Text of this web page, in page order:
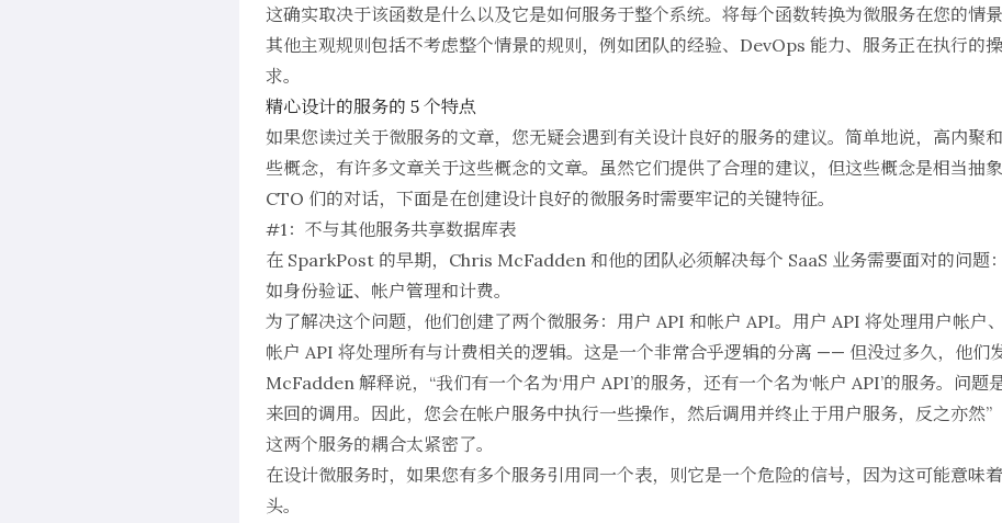
这确实取决于该函数是什么以及它是如何服务于整个系统。将每个函数转换为微服务在您的情景
其他主观规则包括不考虑整个情景的规则，例如团队的经验、DevOps 能力、服务正在执行的
求。
精心设计的服务的 5 个特点
如果您读过关于微服务的文章，您无疑会遇到有关设计良好的服务的建议。简单地说，高内聚
些概念，有许多文章关于这些概念的文章。虽然它们提供了合理的建议，但这些概念是相当抽
CTO 们的对话，下面是在创建设计良好的微服务时需要牢记的关键特征。
#1：不与其他服务共享数据库表
在 SparkPost 的早期，Chris McFadden 和他的团队必须解决每个 SaaS 业务需要面对的问题
如身份验证、帐户管理和计费。
为了解决这个问题，他们创建了两个微服务：用户 API 和帐户 API。用户 API 将处理用户帐户
帐户 API 将处理所有与计费相关的逻辑。这是一个非常合乎逻辑的分离 —— 但没过多久，他们
McFadden 解释说，“我们有一个名为‘用户 API’的服务，还有一个名为‘帐户 API’的服务。问题
来回的调用。因此，您会在帐户服务中执行一些操作，然后调用并终止于用户服务，反之亦然”
这两个服务的耦合太紧密了。
在设计微服务时，如果您有多个服务引用同一个表，则它是一个危险的信号，因为这可能意味
头。